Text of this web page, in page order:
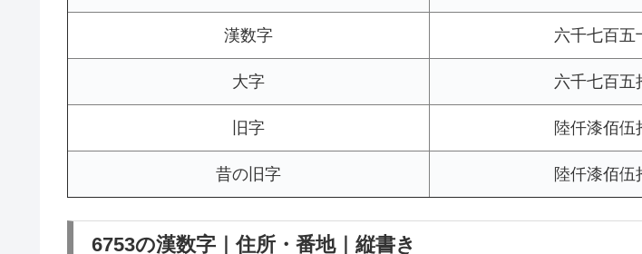
漢数字 六千七百五
大字 六千七百五
旧字 陸仟漆佰伍
昔の旧字 陸仟漆佰伍
6753の漢数字｜住所・番地｜縦書き